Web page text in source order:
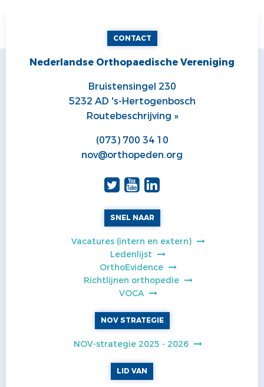
CONTACT
Nederlandse Orthopaedische Vereniging
Bruistensingel 230
5232 AD 's-Hertogenbosch
Routebeschrijving »
(073) 700 34 10
nov@orthopeden.org
SNEL NAAR
Vacatures (intern en extern)
Ledenlijst
OrthoEvidence
Richtlijnen orthopedie
VOCA
NOV STRATEGIE
NOV-strategie 2025 - 2026
LID VAN